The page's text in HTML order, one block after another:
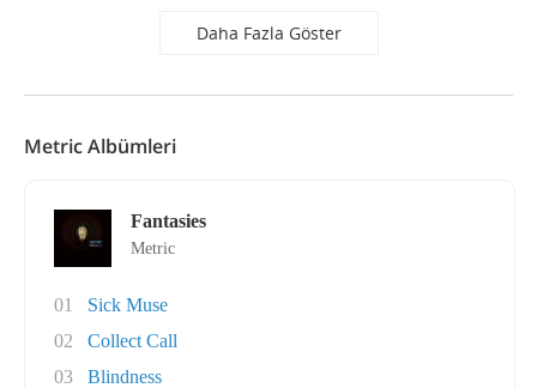
Daha Fazla Göster
Metric Albümleri
Fantasies
Metric
01
Sick Muse
02
Collect Call
03
Blindness